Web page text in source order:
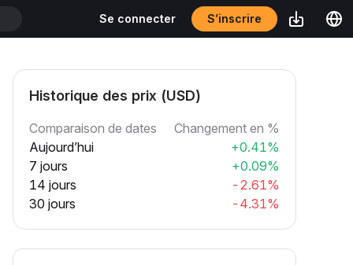
Se connecter S’inscrire
Historique des prix (USD)
Comparaison de dates
Changement en %
Aujourd’hui
+0.41%
7 jours
+0.09%
14 jours
-2.61%
30 jours
-4.31%